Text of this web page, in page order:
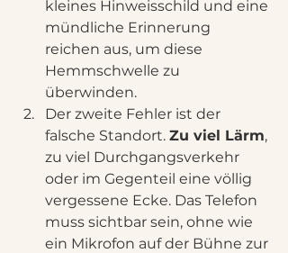
kleines Hinweisschild und eine
mündliche Erinnerung
reichen aus, um diese
Hemmschwelle zu
überwinden.
Der zweite Fehler ist der
falsche Standort. Zu viel Lärm,
zu viel Durchgangsverkehr
oder im Gegenteil eine völlig
vergessene Ecke. Das Telefon
muss sichtbar sein, ohne wie
ein Mikrofon auf der Bühne zur